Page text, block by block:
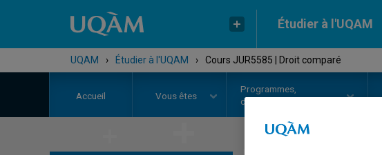
Étudier à l'UQAM
UQAM › Étudier à l'UQAM › Cours JUR5585 | Droit comparé
Accueil Vous êtes
Programmes,
cours et admission